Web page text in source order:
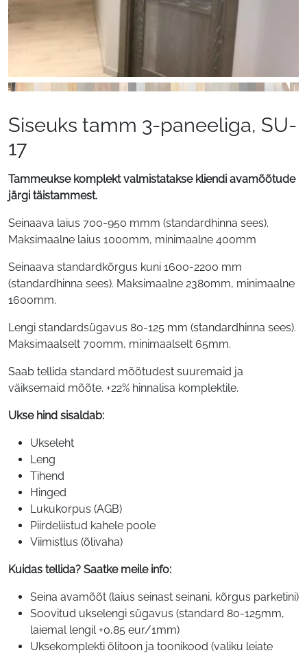
Siseuks tamm 3-paneeliga, SU-
17
Tammeukse komplekt valmistatakse kliendi avamõõtude
järgi täistammest.
Seinaava laius 700-950 mmm (standardhinna sees).
Maksimaalne laius 1000mm, minimaalne 400mm
Seinaava standardkõrgus kuni 1600-2200 mm
(standardhinna sees). Maksimaalne 2380mm, minimaalne
1600mm.
Lengi standardsügavus 80-125 mm (standardhinna sees).
Maksimaalselt 700mm, minimaalselt 65mm.
Saab tellida standard mõõtudest suuremaid ja
väiksemaid mõõte. +22% hinnalisa komplektile.
Ukse hind sisaldab:
Ukseleht
Leng
Tihend
Hinged
Lukukorpus (AGB)
Piirdeliistud kahele poole
Viimistlus (õlivaha)
Kuidas tellida? Saatke meile info:
Seina avamõõt (laius seinast seinani, kõrgus parketini)
Soovitud ukselengi sügavus (standard 80-125mm,
laiemal lengil +0,85 eur/1mm)
Uksekomplekti õlitoon ja toonikood (valiku leiate